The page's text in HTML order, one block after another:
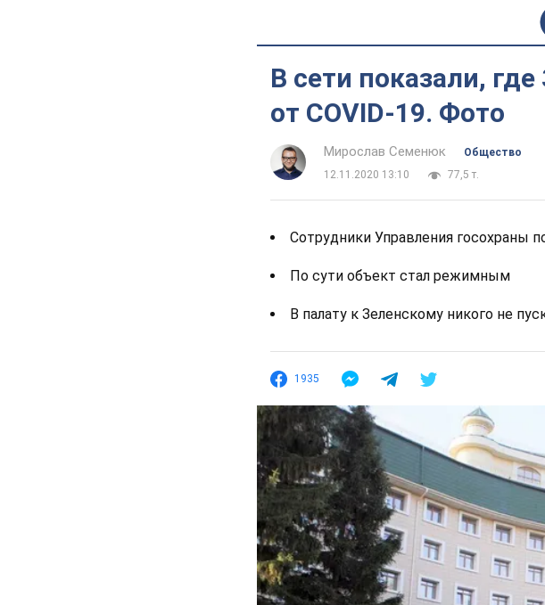
В сети показали,
от COVID-19. Фото
Мирослав Семенюк
Общество
12.11.2020 13:10
77,5 т.
Сотрудники Управления госохраны
По сути объект стал режимным
В палату к Зеленскому никого не
1935